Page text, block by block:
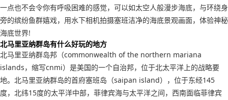
一点也不会令你有呼吸困难的感觉，可以如太空人般漫步海底，与环绕身
旁的缤纷鱼群嬉戏，用水下相机拍摄塞班洁净的海底景观画面，体验神秘
海底世界!
北马里亚纳群岛有什么好玩的地方
北马里亚纳群岛邦（commonwealth of the northern mariana
islands，缩写cnmi）是美国的一个自治邦，位于北太平洋上的战略要
地。北马里亚纳群岛的首府塞班岛（saipan island），位于东经145
度，北纬15度的太平洋中部，菲律宾海与太平洋之间，西南面临菲律宾